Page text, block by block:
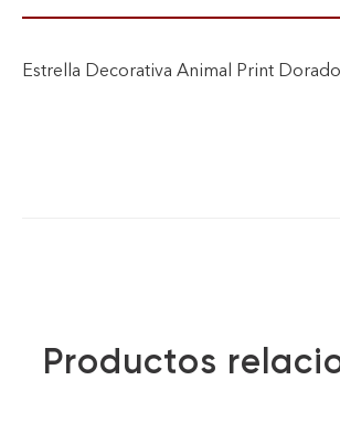
Estrella Decorativa Animal Print
Productos